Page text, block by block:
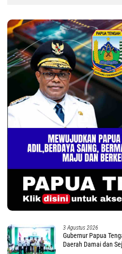
3 Agustus 2026
Gubernur Papua
Daerah Damai dan